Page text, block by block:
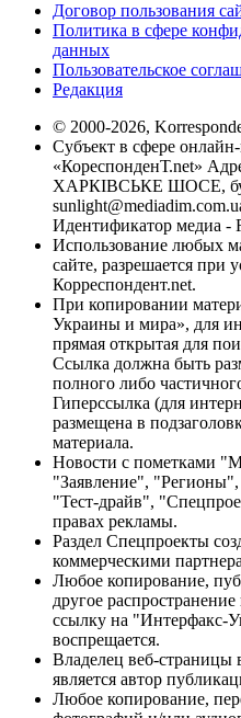
Договор пользования
Политика в сфере
данных
Пользовательское
Редакция
© 2000-2026,
Субъект в сфере
«КореспонденТ.net»
ХАРКІВСЬКЕ ШОСЕ,
Идентификатор медиа -
Использование любых
сайте, разрешается при
Корреспондент.net.
При копировании
Украины и мира», для
прямая открытая для
Ссылка должна быть
полного либо
Гиперссылка (для
размещена в
материала.
Новости с пометками
"Заявление",
"Тест-драйв",
правах рекламы.
Раздел Спецпроекты
коммерческими
Любое копирование,
другое
ссылку на "Интерфакс-
воспрещается.
Владелец веб-страницы
является автор
Любое копирование,